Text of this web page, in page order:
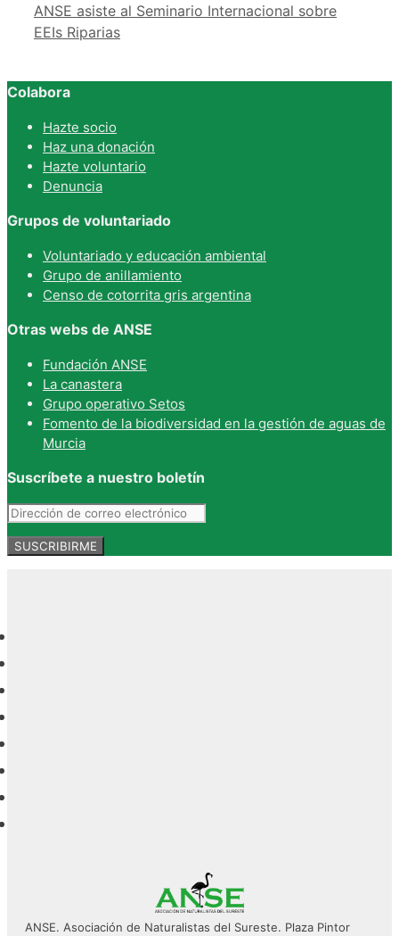
ANSE asiste al Seminario Internacional sobre
EEIs Riparias
Colabora
Hazte socio
Haz una donación
Hazte voluntario
Denuncia
Grupos de voluntariado
Voluntariado y educación ambiental
Grupo de anillamiento
Censo de cotorrita gris argentina
Otras webs de ANSE
Fundación ANSE
La canastera
Grupo operativo Setos
Fomento de la biodiversidad en la gestión de aguas de
Murcia
Suscríbete a nuestro boletín
ANSE. Asociación de Naturalistas del Sureste. Plaza Pintor